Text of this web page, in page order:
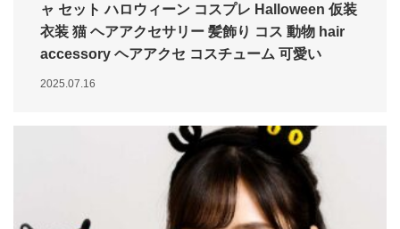
ャ セット ハロウィーン コスプレ Halloween 仮装
衣装 猫 ヘアアクセサリー 髪飾り コス 動物 hair
accessory ヘアアクセ コスチューム 可愛い
2025.07.16